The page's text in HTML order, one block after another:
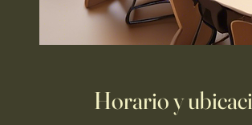
Horario y